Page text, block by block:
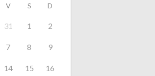
V S D
31 1 2
7 8 9
14 15 16